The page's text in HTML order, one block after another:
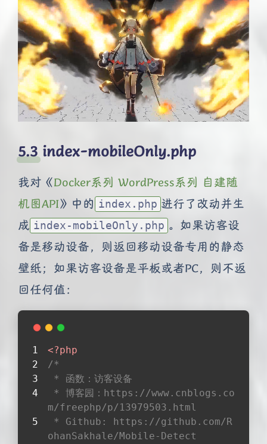
index-mobileOnly.php
我对《Docker系列 WordPress系列 自建随
机图API》中的 index.php 进行了改动并生
成 index-mobileOnly.php 。如果访客设
备是移动设备，则返回移动设备专用的静态
壁纸；如果访客设备是平板或者PC，则不返
回任何值：
<?php
/*
* 函数：访客设备
m/freephp/p/13979503.html
ohanSakhale/Mobile-Detect